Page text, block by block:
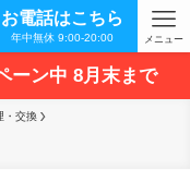
お電話はこちら
年中無休 9:00-20:00 メニュー
ーン中 8月末まで
・交換